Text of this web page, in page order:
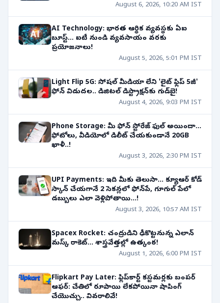
August 6, 2026, 10:20 AM IST
AI Technology: భారత ఆర్థిక వ్యవస్థకు ఏఐ
బూస్ట్... ఐటీ నుండి వ్యవసాయం వరకు
ప్రయోజనాలు!
August 5, 2026, 5:01 PM IST
Light Flip 5G: సోషల్ మీడియా లేని 'లైట్ ఫ్లిప్ 5జీ'
ఫోన్ విడుదల.. డిజిటల్ డిస్ట్రాక్షన్‌కు గుడ్‌బై!
August 4, 2026, 9:03 PM IST
Phone Storage: మీ ఫోన్ స్టోరేజ్ ఫుల్ అయిందా...
ఫోటోలు, వీడియోలో డిలీట్ చేయకుండానే 20GB
ఖాళీ..!
August 3, 2026, 2:30 PM IST
UPI Payments: ఇది మీకు తెలుసా... క్యూఆర్ కోడ్
స్కాన్ చేయగానే 2 సెకన్లలో ఫోన్‌పే, గూగుల్ పేలో
డబ్బులు ఎలా వెళ్లిపోతాయి...!
August 3, 2026, 10:57 AM IST
Spacex Rocket: చంద్రుడిని ఢీకొట్టనున్న ఎలాన్
మస్క్ రాకెట్... శాస్త్రవేత్తల్లో ఉత్కంఠ!
August 1, 2026, 6:00 PM IST
Flipkart Pay Later: ఫ్లిప్‌కార్ట్ కస్టమర్లకు బంపర్
ఆఫర్: చేతిలో రూపాయి లేకపోయినా షాపింగ్
చేయొచ్చు.. వివరాలివే!